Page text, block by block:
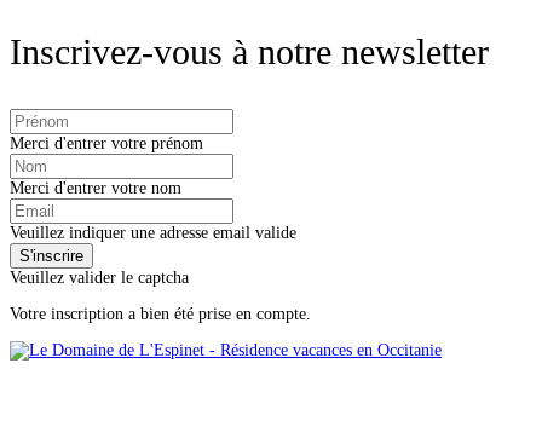
Inscrivez-vous à notre newsletter
Merci d'entrer votre prénom
Merci d'entrer votre nom
Veuillez indiquer une adresse email valide
Veuillez valider le captcha
Votre inscription a bien été prise en compte.